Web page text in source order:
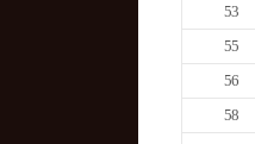
53
55
56
58